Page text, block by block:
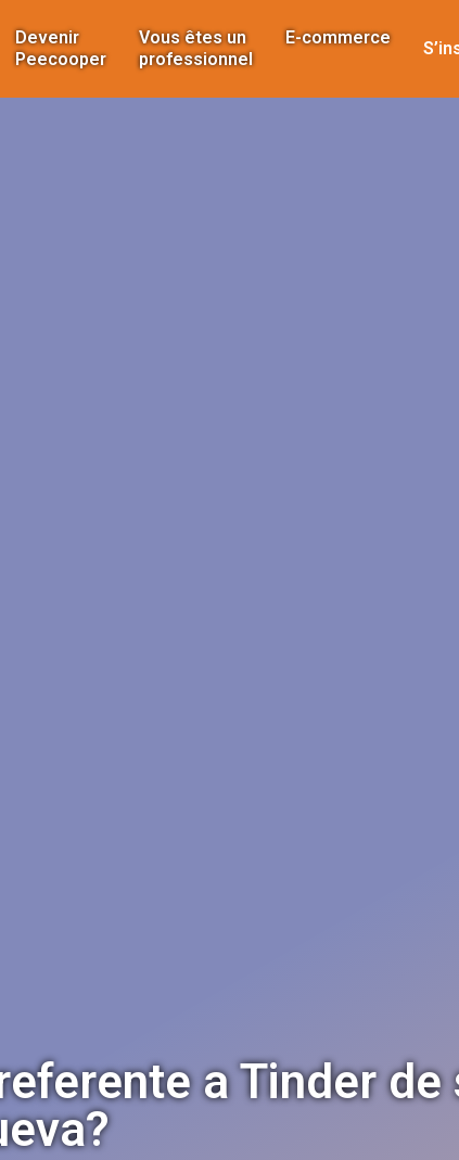
Devenir
Peecooper
Vous êtes un
professionnel
E-commerce
a Tinder de